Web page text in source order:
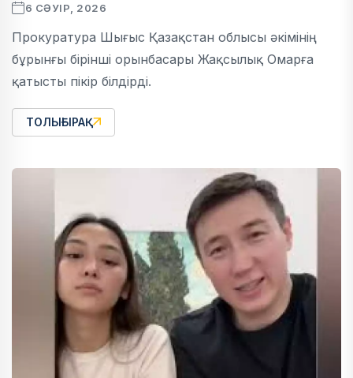
6 СӘУІР, 2026
Прокуратура Шығыс Қазақстан облысы әкімінің
бұрынғы бірінші орынбасары Жақсылық Омарға
қатысты пікір білдірді.
ТОЛЫҒЫРАҚ